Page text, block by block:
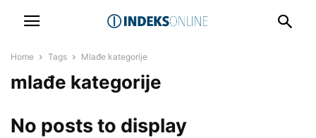
Home Tags Mlađe kategorije
mlađe kategorije
No posts to display